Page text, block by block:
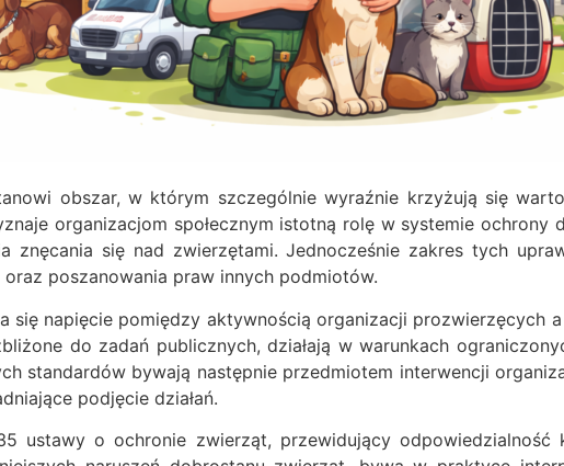
obszar, w którym szczególnie wyraźnie krzyżują się
organizacjom społecznym istotną rolę w systemie
znęcania się nad zwierzętami. Jednocześnie zakres tych
poszanowania praw innych podmiotów.
się napięcie pomiędzy aktywnością organizacji prozwierzęcych
do zadań publicznych, działają w warunkach
standardów bywają następnie przedmiotem interwencji
podjęcie działań.
ustawy o ochronie zwierząt, przewidujący odpowiedzialność